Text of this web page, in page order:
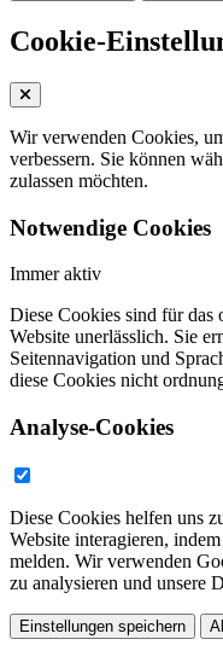
Cookie-
Wir verwenden Cookies,
verbessern. Sie können
zulassen möchten.
Notwendige Cookies
Immer aktiv
Diese Cookies sind für das
Website unerlässlich. Sie
Seitennavigation und
diese Cookies nicht
Analyse-Cookies
Diese Cookies helfen uns
Website interagieren,
melden. Wir verwenden
zu analysieren und unsere
Einstellungen speichern